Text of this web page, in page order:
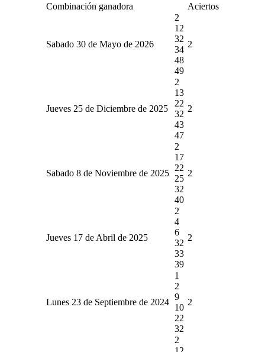
Combinación ganadora Aciertos
Sabado 30 de Mayo de 2026
2
12
32
34
48
49
2
Jueves 25 de Diciembre de 2025
2
13
22
32
43
47
2
Sabado 8 de Noviembre de 2025
2
17
22
25
32
40
2
Jueves 17 de Abril de 2025
2
4
6
32
33
39
2
Lunes 23 de Septiembre de 2024
1
2
9
10
22
32
2
2